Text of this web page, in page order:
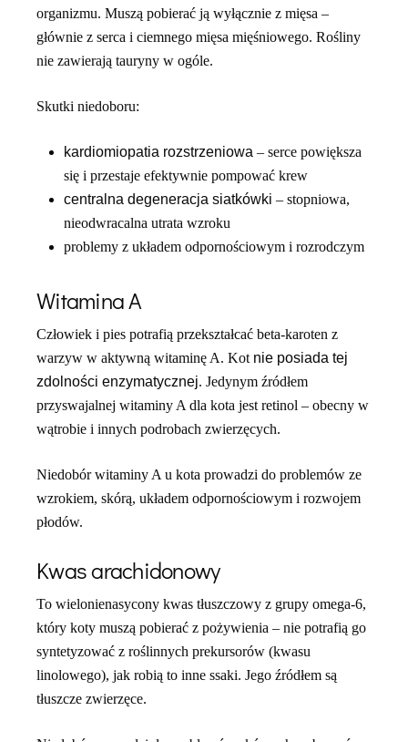
organizmu. Muszą pobierać ją wyłącznie z mięsa –
głównie z serca i ciemnego mięsa mięśniowego. Rośliny
nie zawierają tauryny w ogóle.
Skutki niedoboru:
kardiomiopatia rozstrzeniowa – serce powiększa
się i przestaje efektywnie pompować krew
centralna degeneracja siatkówki – stopniowa,
nieodwracalna utrata wzroku
problemy z układem odpornościowym i rozrodczym
Witamina A
Człowiek i pies potrafią przekształcać beta-karoten z
warzyw w aktywną witaminę A. Kot nie posiada tej
zdolności enzymatycznej. Jedynym źródłem
przyswajalnej witaminy A dla kota jest retinol – obecny w
wątrobie i innych podrobach zwierzęcych.
Niedobór witaminy A u kota prowadzi do problemów ze
wzrokiem, skórą, układem odpornościowym i rozwojem
płodów.
Kwas arachidonowy
To wielonienasycony kwas tłuszczowy z grupy omega-6,
który koty muszą pobierać z pożywienia – nie potrafią go
syntetyzować z roślinnych prekursorów (kwasu
linolowego), jak robią to inne ssaki. Jego źródłem są
tłuszcze zwierzęce.